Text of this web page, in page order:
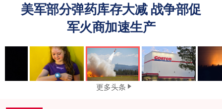
美军部分弹药库存大减 战争部促
军火商加速生产
更多头条